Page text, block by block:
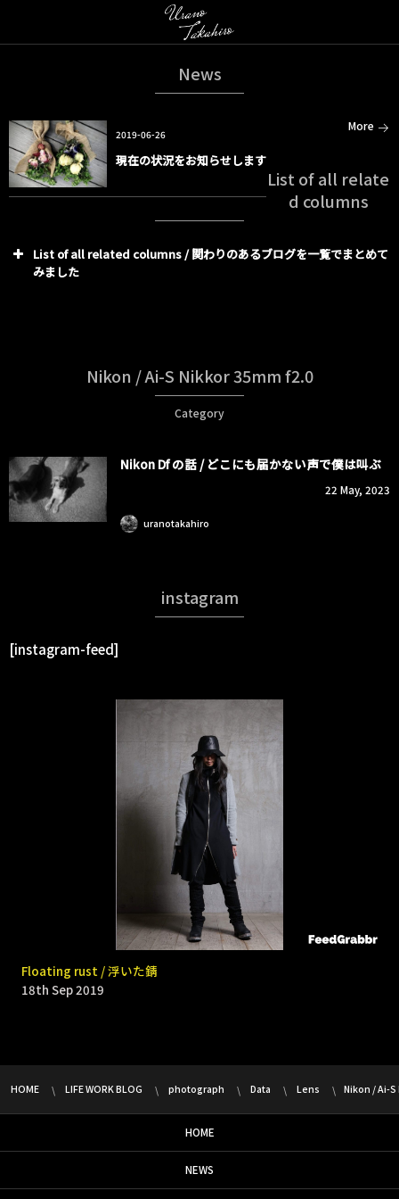
News
2019-06-26
現在の状況をお知らせします
More
List of all relate
d columns
List of all related columns / 関わりのあるブログを一覧でまとめて
みました
Nikon / Ai-S Nikkor 35mm f2.0
Category
Nikon Df の話 / どこにも届かない声で僕は叫ぶ
22 May, 2023
uranotakahiro
instagram
[instagram-feed]
9331 _ Bomb rain
18th Sep 2019
Floating rust / 浮いた錆
18th Sep 2019
HOME LIFE WORK BLOG photograph Data Lens Nikon / Ai-S
HOME
NEWS